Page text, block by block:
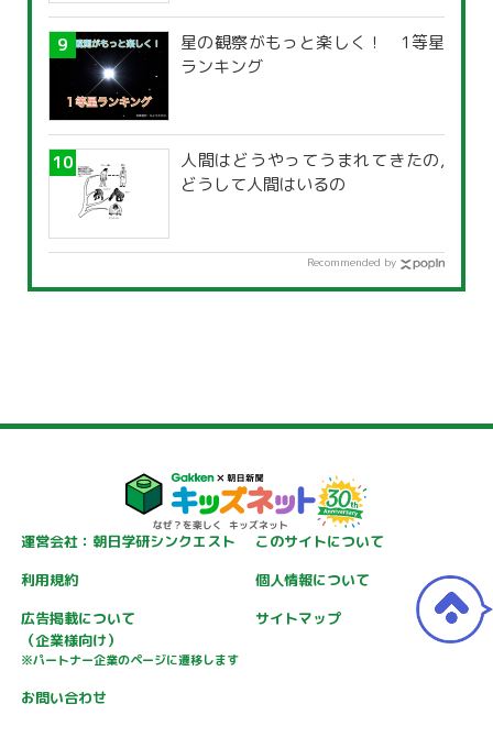
星の観察がもっと楽しく！ 1等星
ランキング
人間はどうやってうまれてきたの,
どうして人間はいるの
Recommended by
運営会社：朝日学研シンクエスト
このサイトについて
利用規約
個人情報について
広告掲載について
（企業様向け）
※パートナー企業のページに遷移します
サイトマップ
お問い合わせ